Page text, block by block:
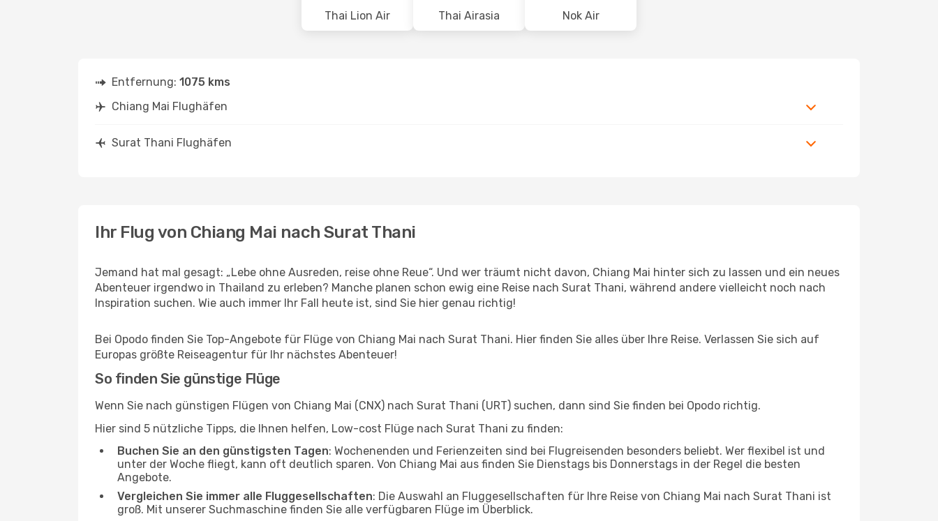
Thai Lion Air Thai Airasia Nok Air
Entfernung: 1075 kms
Chiang Mai Flughäfen
Surat Thani Flughäfen
Ihr Flug von Chiang Mai nach Surat Thani
Jemand hat mal gesagt: „Lebe ohne Ausreden, reise ohne Reue“. Und wer träumt nicht davon, Chiang Mai hinter sich zu lassen und ein neues
Abenteuer irgendwo in Thailand zu erleben? Manche planen schon ewig eine Reise nach Surat Thani, während andere vielleicht noch nach
Inspiration suchen. Wie auch immer Ihr Fall heute ist, sind Sie hier genau richtig!
Bei Opodo finden Sie Top-Angebote für Flüge von Chiang Mai nach Surat Thani. Hier finden Sie alles über Ihre Reise. Verlassen Sie sich auf
Europas größte Reiseagentur für Ihr nächstes Abenteuer!
So finden Sie günstige Flüge
Wenn Sie nach günstigen Flügen von Chiang Mai (CNX) nach Surat Thani (URT) suchen, dann sind Sie finden bei Opodo richtig.
Hier sind 5 nützliche Tipps, die Ihnen helfen, Low-cost Flüge nach Surat Thani zu finden:
Buchen Sie an den günstigsten Tagen: Wochenenden und Ferienzeiten sind bei Flugreisenden besonders beliebt. Wer flexibel ist und
unter der Woche fliegt, kann oft deutlich sparen. Von Chiang Mai aus finden Sie Dienstags bis Donnerstags in der Regel die besten
Angebote.
Vergleichen Sie immer alle Fluggesellschaften: Die Auswahl an Fluggesellschaften für Ihre Reise von Chiang Mai nach Surat Thani ist
groß. Mit unserer Suchmaschine finden Sie alle verfügbaren Flüge im Überblick.